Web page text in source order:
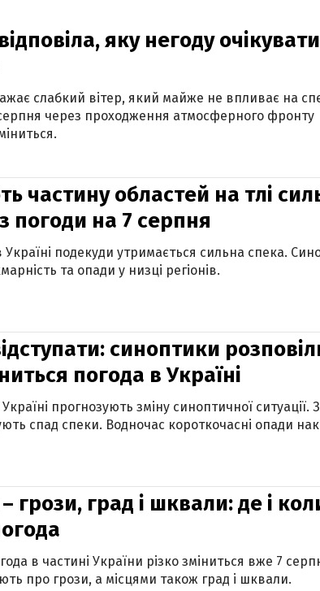
яку негоду
слабкий вітер, який майже не впливає на
через проходження атмосферного фронту
частину областей на тлі
погоди на 7 серпня
подекуди утримається сильна спека.
та опади у низці регіонів.
синоптики
погода в Україні
прогнозують зміну синоптичної ситуації.
спад спеки. Водночас короткочасні опади
грози, град і шквали: де і
в частині України різко зміниться вже 7
про грози, а місцями також град і шквали.